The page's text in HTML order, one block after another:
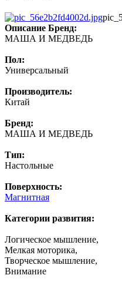
Описание Бренд:
МАША И МЕДВЕДЬ
Пол:
Универсальный
Производитель:
Китай
Бренд:
МАША И МЕДВЕДЬ
Тип:
Настольные
Поверхность:
Магнитная
Категории развития:
Логическое мышление,
Мелкая моторика,
Творческое мышление,
Внимание